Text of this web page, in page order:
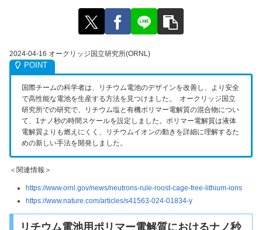
2024-04-16 オークリッジ国立研究所(ORNL)
国際チームの科学者は、リチウム電池のデザインを改善し、より安全
で高性能な電池を生産する方法を見つけました。 オークリッジ国立
研究所での研究で、リチウム塩と有機ポリマー電解質の混合物につい
て、1ナノ秒の時間スケールを設定しました。ポリマー電解質は液体
電解質よりも燃えにくく、リチウムイオンの動きを詳細に理解するた
めの新しい手法を開発しました。
＜関連情報＞
https://www.ornl.gov/news/neutrons-rule-roost-cage-free-lithium-ions
https://www.nature.com/articles/s41563-024-01834-y
リチウム電池用ポリマー電解質におけるナノ秒